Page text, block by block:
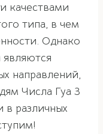
качествами
типа, в чем
Однако
направлений,
Числа Гуа 3
в различных